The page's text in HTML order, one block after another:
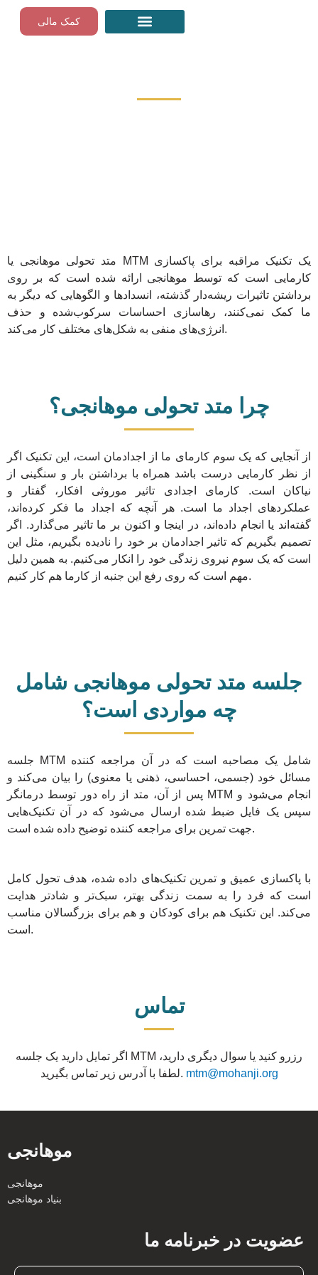
content
کمک مالی
متد تحولی موهانجی یا MTM یک تکنیک مراقبه برای پاکسازی
کارمایی است که توسط موهانجی ارائه شده است که بر روی
برداشتن تاثیرات ریشه‌دار گذشته، انسدادها و الگوهایی که دیگر به
ما کمک نمی‌کنند، رهاسازی احساسات سرکوب‌شده و حذف
انرژی‌های منفی به شکل‌های مختلف کار می‌کند.
چرا متد تحولی موهانجی؟
از آنجایی که یک سوم کارمای ما از اجدادمان است، این تکنیک اگر
از نظر کارمایی درست باشد همراه با برداشتن بار و سنگینی از
نیاکان است. کارمای اجدادی تاثیر موروثی افکار، گفتار و
عملکردهای اجداد ما است. هر آنچه که اجداد ما فکر کرده‌اند،
گفته‌اند یا انجام داده‌اند، در اینجا و اکنون بر ما تاثیر می‌گذارد. اگر
تصمیم بگیریم که تاثیر اجدادمان بر خود را نادیده بگیریم، مثل این
است که یک سوم نیروی زندگی خود را انکار می‌کنیم. به همین دلیل
مهم است که روی رفع این جنبه از کارما هم کار کنیم.
جلسه متد تحولی موهانجی شامل
چه مواردی است؟
جلسه MTM شامل یک مصاحبه است که در آن مراجعه کننده
مسائل خود (جسمی، احساسی، ذهنی یا معنوی) را بیان می‌کند و
پس از آن، متد از راه دور توسط درمانگر MTM انجام می‌شود و
سپس یک فایل ضبط شده ارسال می‌شود که در آن تکنیک‌هایی
جهت تمرین برای مراجعه کننده توضیح داده شده است.
با پاکسازی عمیق و تمرین تکنیک‌های داده شده، هدف تحول کامل
است که فرد را به سمت زندگی بهتر، سبک‌تر و شادتر هدایت
می‌کند. این تکنیک هم برای کودکان و هم برای بزرگسالان مناسب
است.
تماس
اگر تمایل دارید یک جلسه MTM رزرو کنید یا سوال دیگری دارید،
لطفا با آدرس زیر تماس بگیرید. mtm@mohanji.org
موهانجی
موهانجی
بنیاد موهانجی
عضویت در خبرنامه ما